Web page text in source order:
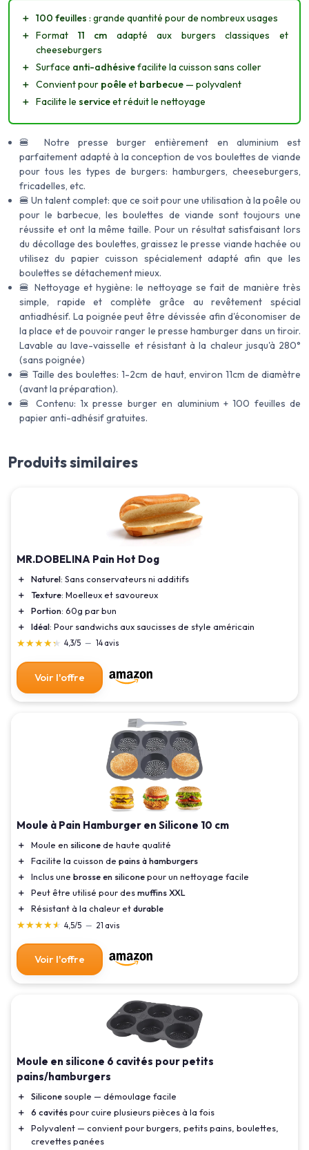
＋ 100 feuilles : grande quantité pour de nombreux usages
＋ Format 11 cm adapté aux burgers classiques et
cheeseburgers
＋ Surface anti-adhésivefacilite la cuisson sans coller
＋ Convient pour poêleet barbecue — polyvalent
＋ Facilite le serviceet réduit le nettoyage
🍔 Notre presse burger entièrement en aluminium est
parfaitement adapté à la conception de vos boulettes de viande
pour tous les types de burgers: hamburgers, cheeseburgers,
fricadelles, etc.
🍔 Un talent complet: que ce soit pour une utilisation à la poêle ou
pour le barbecue, les boulettes de viande sont toujours une
réussite et ont la même taille. Pour un résultat satisfaisant lors
du décollage des boulettes, graissez le presse viande hachée ou
utilisez du papier cuisson spécialement adapté afin que les
boulettes se détachement mieux.
🍔 Nettoyage et hygiène: le nettoyage se fait de manière très
simple, rapide et complète grâce au revêtement spécial
antiadhésif. La poignée peut être dévissée afin d'économiser de
la place et de pouvoir ranger le presse hamburger dans un tiroir.
Lavable au lave-vaisselle et résistant à la chaleur jusqu'à 280°
(sans poignée)
🍔 Taille des boulettes: 1-2cm de haut, environ 11cm de diamètre
(avant la préparation).
🍔 Contenu: 1x presse burger en aluminium + 100 feuilles de
papier anti-adhésif gratuites.
Produits similaires
MR.DOBELINA Pain Hot Dog
＋ Naturel: Sans conservateurs ni additifs
＋
Texture: Moelleux et savoureux
＋
Portion: 60g par bun
＋
Idéal: Pour sandwichs aux saucisses de style américain
★★★★★
★★★★★ 4,3/5 — 14 avis
Voir l'offre
Moule à Pain Hamburger en Silicone 10 cm
＋ Moule en siliconede haute qualité
＋
Facilite la cuisson de pains à hamburgers
＋
Inclus une brosse en siliconepour un nettoyage facile
＋
Peut être utilisé pour desmuffins XXL
＋
Résistant à la chaleur etdurable
★★★★★
★★★★★ 4,5/5 — 21 avis
Voir l'offre
Moule en silicone 6 cavités pour petits
pains/hamburgers
＋ Silicone souple — démoulage facile
＋
6 cavitéspour cuire plusieurs pièces à la fois
＋
Polyvalent — convient pour burgers, petits pains, boulettes,
crevettes panées